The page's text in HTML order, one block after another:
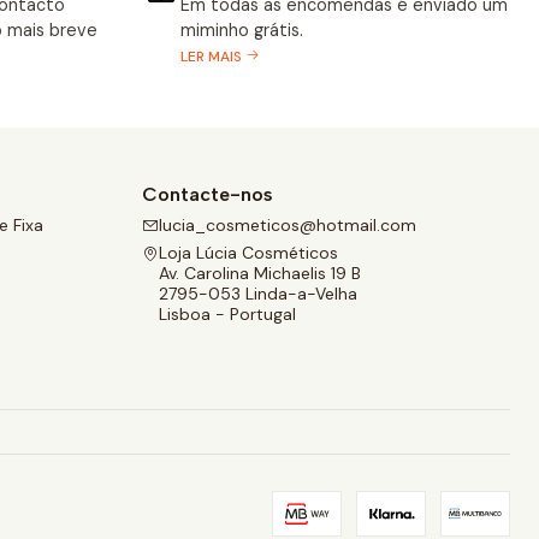
mais breve
Em todas as encomendas é enviado um
miminho grátis.
LER MAIS
Fixa
Contacte-nos
lucia_cosmeticos@hotmail.com
Loja Lúcia Cosméticos
Av. Carolina Michaelis 19 B
2795-053 Linda-a-Velha
Lisboa - Portugal